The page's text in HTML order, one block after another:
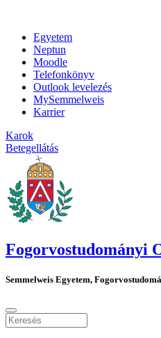
Egyetem
Neptun
Moodle
Telefonkönyv
Outlook levelezés
MySemmelweis
Karrier
Karok
Betegellátás
Fogorvostudományi
Semmelweis Egyetem,